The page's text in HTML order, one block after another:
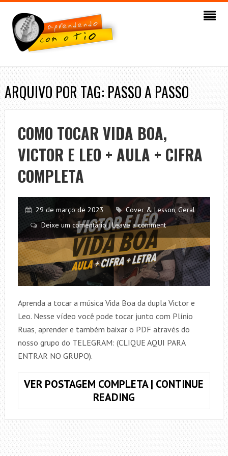
ARQUIVO POR TAG: PASSO A PASSO
COMO TOCAR VIDA BOA,
VICTOR E LEO + AULA + CIFRA
COMPLETA
29 de março de 2023 Cover & Lesson, Geral
Deixe um comentário | Leave a comment
Aprenda a tocar a música Vida Boa da dupla Victor e
Leo. Nesse vídeo você pode tocar junto com Plínio
Ruas, aprender e também baixar o PDF através do
nosso grupo do TELEGRAM: (CLIQUE AQUI PARA
ENTRAR NO GRUPO).
VER POSTAGEM COMPLETA | CONTINUE
READINGCOMO
VIDA
BOA,
VICTOR